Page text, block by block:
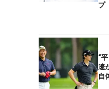
プ
“
遼
自